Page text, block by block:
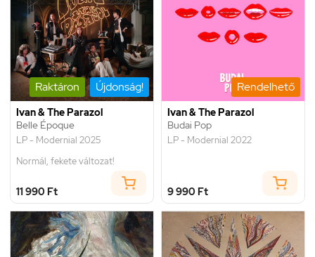
Raktáron Újdonság!
Ivan & The Parazol
Belle Époque
LP - Modernial 2025
Normál, fekete változat!
11 990 Ft
Rendelhető
Ivan & The Parazol
Budai Pop
LP - Modernial 2022
9 990 Ft